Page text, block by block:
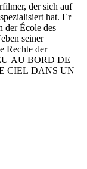
der sich auf
hat. Er
der École des
seiner
Rechte der
AU BORD DE
CIEL DANS UN